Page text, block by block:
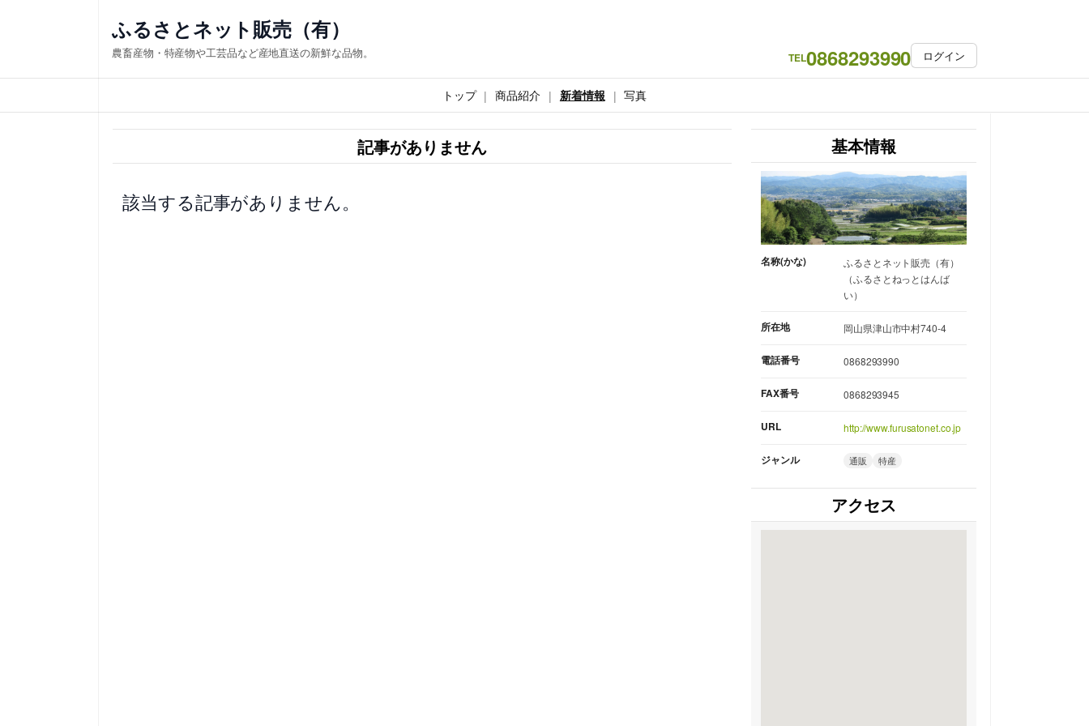
ス
キ
ふるさとネット販売（有）
農畜産物・特産物や工芸品など産地直送の新鮮な品物。 TEL0868293990 ログイン
トップ 商品紹介 新着情報 写真
記事がありません
該当する記事がありません。
基本情報
名称(かな)
ふるさとネット販売（有）
（ふるさとねっとはんば
い）
所在地 岡山県津山市中村740-4
電話番号 0868293990
FAX番号 0868293945
URL http://www.furusatonet.co.jp
ジャンル 通販 特産
アクセス